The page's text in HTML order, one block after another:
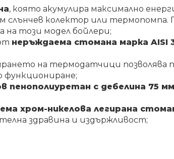
, която акумулира максимално
слънчев колектор или термопомпа.
на този модел бойлери;
неръждаема стомана марка AISI
на термодатчици позволява
пенополиуретан с дебелина 75 мм
хром-никелова легирана
здравина и издържливост;